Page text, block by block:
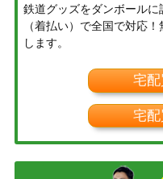
鉄道グッズをダンボール
（着払い）で全国で対応
します。
宅
宅